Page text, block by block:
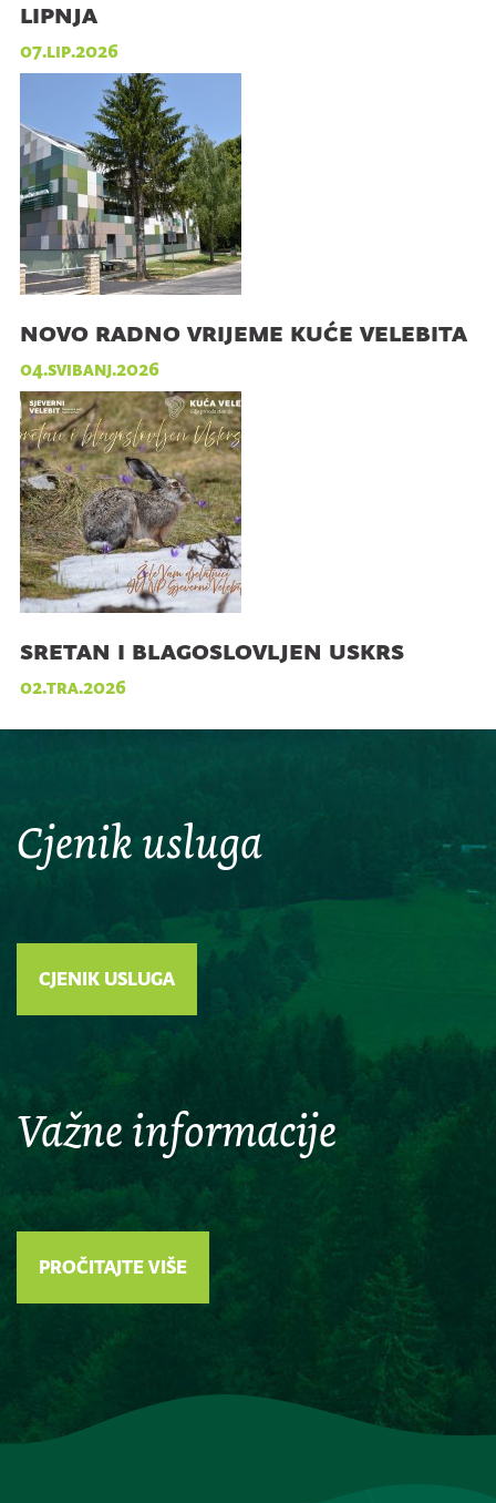
lipnja
07.lip.2026
novo radno vrijeme kuće velebita
04.svibanj.2026
sretan i blagoslovljen uskrs
02.tra.2026
Cjenik usluga
CJENIK USLUGA
Važne informacije
PROČITAJTE VIŠE